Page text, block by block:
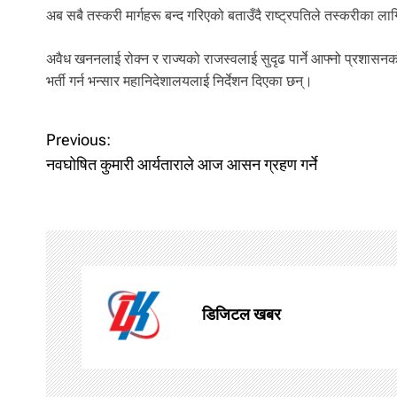
अब सबै तस्करी मार्गहरू बन्द गरिएको बताउँदै राष्ट्रपतिले तस्करीका
अवैध खननलाई रोक्न र राज्यको राजस्वलाई सुदृढ पार्ने आफ्नो
भर्ती गर्न भन्सार महानिदेशालयलाई निर्देशन दिएका छन्।
P
t
n
a
v
Previous:
नवघोषित कुमारी आर्यताराले आज आसन ग्रहण गर्ने
डिजिटल खबर